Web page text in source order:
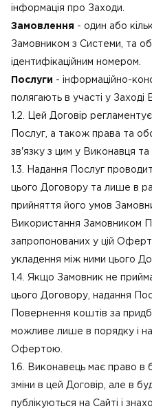
інформація про Заходи.
Замовлення - один або
Замовником з Системи, та
ідентифікаційним номером.
Послуги - інформаційно-
полягають в участі у Заході
1.2. Цей Договір
Послуг, а також права та
зв'язку з цим у Виконавця та
1.3. Надання Послуг
цього Договору та лише в
прийняття його умов
Використання Замовником
запропонованих у цій
укладення між ними цього
1.4. Якщо Замовник не
цього Договору, надання
Повернення коштів за
можливе лише в порядку і
Офертою.
1.6. Виконавець має право
зміни в цей Договір, але в
публікуються на Сайті і